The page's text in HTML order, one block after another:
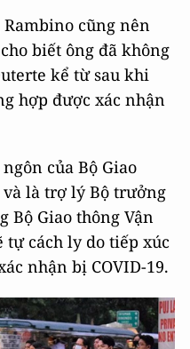
cũng nên
biết ông đã không
kể từ sau khi
hợp được xác nhận
của Bộ Giao
là trợ lý Bộ trưởng
Bộ Giao thông Vận
tự cách ly do tiếp xúc
nhận bị COVID-19.